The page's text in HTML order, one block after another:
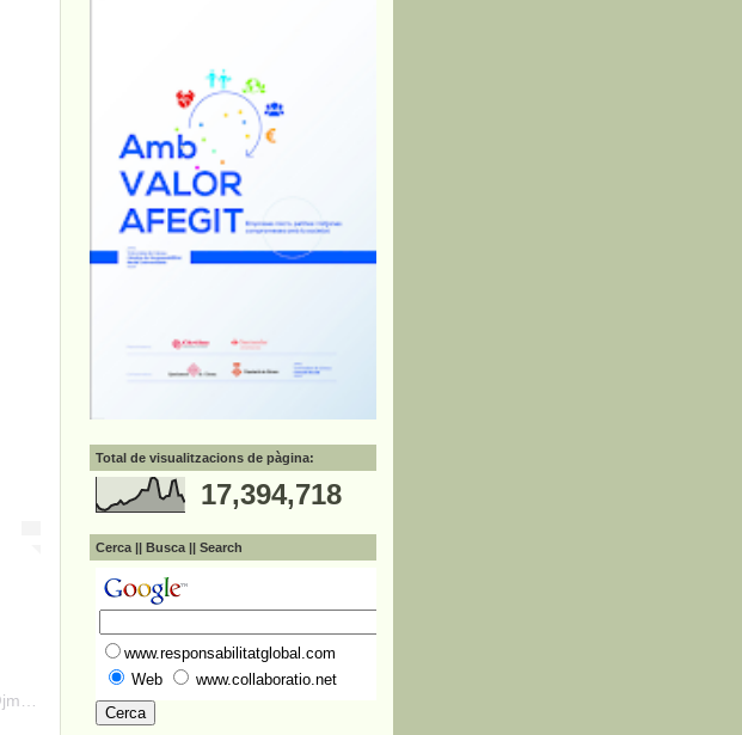
A post shared by Josep Maria Canyelles - RSC i etimologies (@jmcanyelles)
Total de visualitzacions de pàgina:
17,394,718
Cerca || Busca || Search
www.responsabilitatglobal.com
Web
www.collaboratio.net